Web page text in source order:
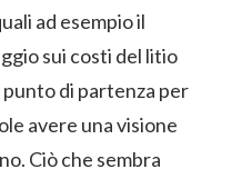
ad esempio il
sui costi del litio
di partenza per
avere una visione
Ciò che sembra